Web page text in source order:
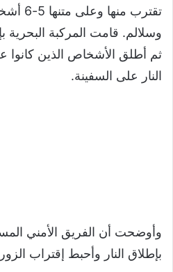
تقترب
وسلالم. قامت المركبة البحرية
ثم أطلق الأشخاص الذين كانوا
النار على السفينة.
وأوضحت أن الفريق الأمني
بإطلاق النار وأحبط إقتراب